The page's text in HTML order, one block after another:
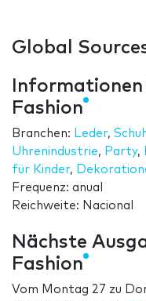
Global
Fashion
Branchen: Leder,
Uhrenindustrie, Party,
für Kinder,
Frequenz: anual
Reichweite: Nacional
Nächste
Fashion
Vom Montag 27 zu